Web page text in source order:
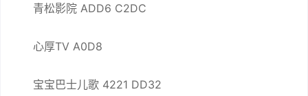
青松影院 ADD6 C2DC
心厚TV A0D8
宝宝巴士儿歌 4221 DD32